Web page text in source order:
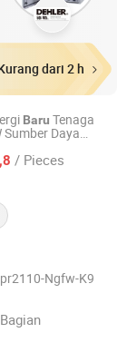
dari 2 h
Baru Tenaga
Daya
/ Pieces
2022
Ngfw-K9